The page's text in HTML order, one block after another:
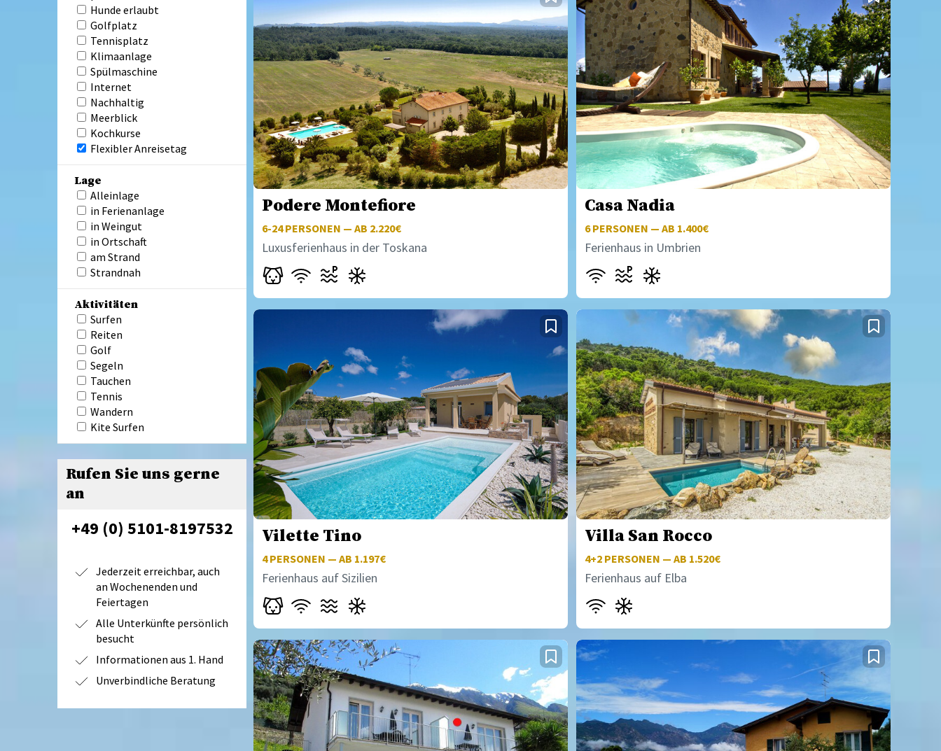
Podere Montefiore
6-24PERSONEN — AB 2.220€
Luxusferienhaus in der Toskana
Casa Nadia
6PERSONEN — AB 1.400€
Ferienhaus in Umbrien
Vilette Tino
4PERSONEN — AB 1.197€
Ferienhaus auf Sizilien
Villa San Rocco
4+2 PERSONEN — AB 1.520€
Ferienhaus auf Elba
Hunde erlaubt
Golfplatz
Tennisplatz
Klimaanlage
Spülmaschine
Internet
Nachhaltig
Meerblick
Kochkurse
Flexibler Anreisetag
Lage
Alleinlage
in Ferienanlage
in Weingut
in Ortschaft
am Strand
Strandnah
Aktivitäten
Surfen
Reiten
Golf
Segeln
Tauchen
Tennis
Wandern
Kite Surfen
Rufen Sie uns gerne
an
+49 (0) 5101-8197532
Jederzeit erreichbar, auch
an Wochenenden und
Feiertagen
Alle Unterkünfte persönlich
besucht
Informationen aus 1. Hand
Unverbindliche Beratung